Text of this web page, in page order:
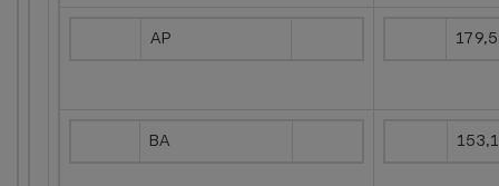
AP
BA